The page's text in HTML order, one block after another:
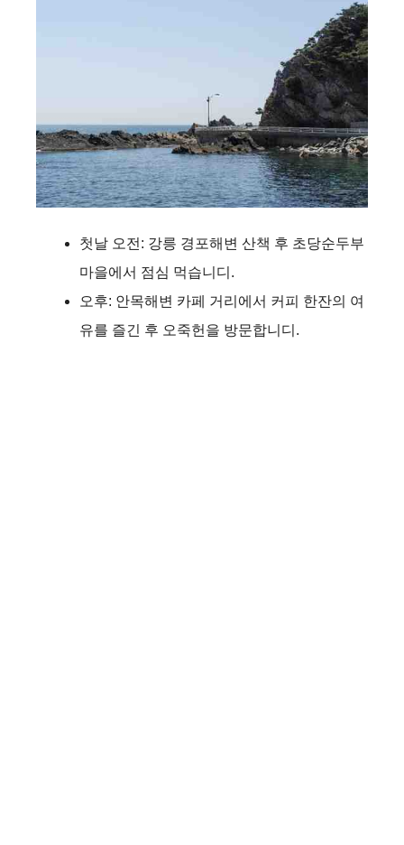
첫날 오전: 강릉 경포해변 산책 후 초당순두부
마을에서 점심 먹습니디.
오후: 안목해변 카페 거리에서 커피 한잔의 여
유를 즐긴 후 오죽헌을 방문합니디.